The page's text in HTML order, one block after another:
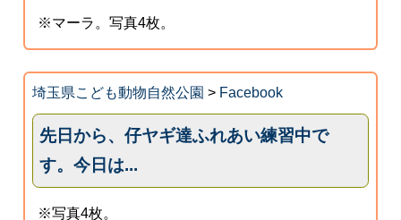
※マーラ。写真4枚。
埼玉県こども動物自然公園 > Facebook
先日から、仔ヤギ達ふれあい練習中で
す。今日は...
※写真4枚。